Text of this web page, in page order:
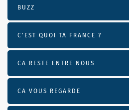
BUZZ
C'EST QUOI TA FRANCE ?
CA RESTE ENTRE NOUS
CA VOUS REGARDE